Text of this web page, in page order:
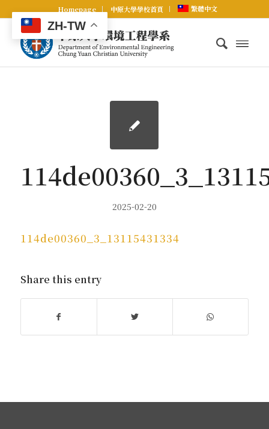
Homepage 中原大學學校首頁 繁體中文
2025-02-20
114de00360_3_13115431334
Share this entry
ZH-TW